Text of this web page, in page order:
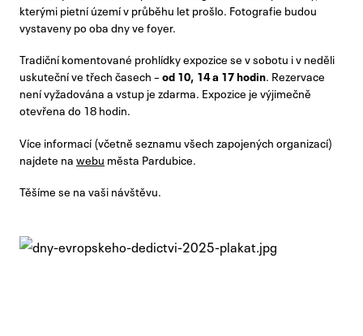
kterými pietní území v průběhu let prošlo. Fotografie budou
vystaveny po oba dny ve foyer.
Tradiční komentované prohlídky expozice se v sobotu i v neděli
uskuteční ve třech časech –od 10, 14 a 17 hodin. Rezervace
není vyžadována a vstup je zdarma. Expozice je výjimečně
otevřena do 18 hodin.
Více informací (včetně seznamu všech zapojených organizací)
najdete na webu města Pardubice.
Těšíme se na vaši návštěvu.